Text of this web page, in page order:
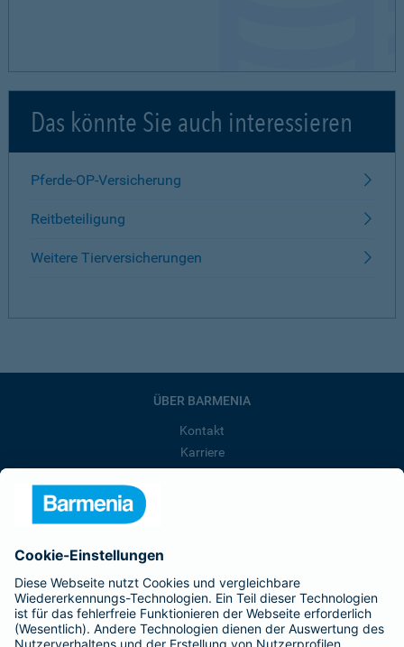
Das könnte Sie auch interessieren
Pferde-OP-Versicherung
Reitbeteiligung
Weitere Tierversicherungen
ÜBER BARMENIA
Kontakt
Karriere
Barmenia ist Teil der BarmeniaGothaer
BELIEBTE SEITEN
Kranken-Zusatzversicherung